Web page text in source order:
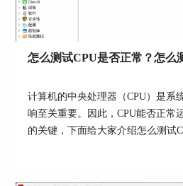
图3AIDA 64系统稳
AIDA64怎样算烤机通过
烤机测试运行完毕后，我们
怎么测试CPU是否正常？怎么
计算机的中央处理器（CPU）是系
响至关重要。因此，CPU能否正常
的关键，下面给大家介绍怎么测试